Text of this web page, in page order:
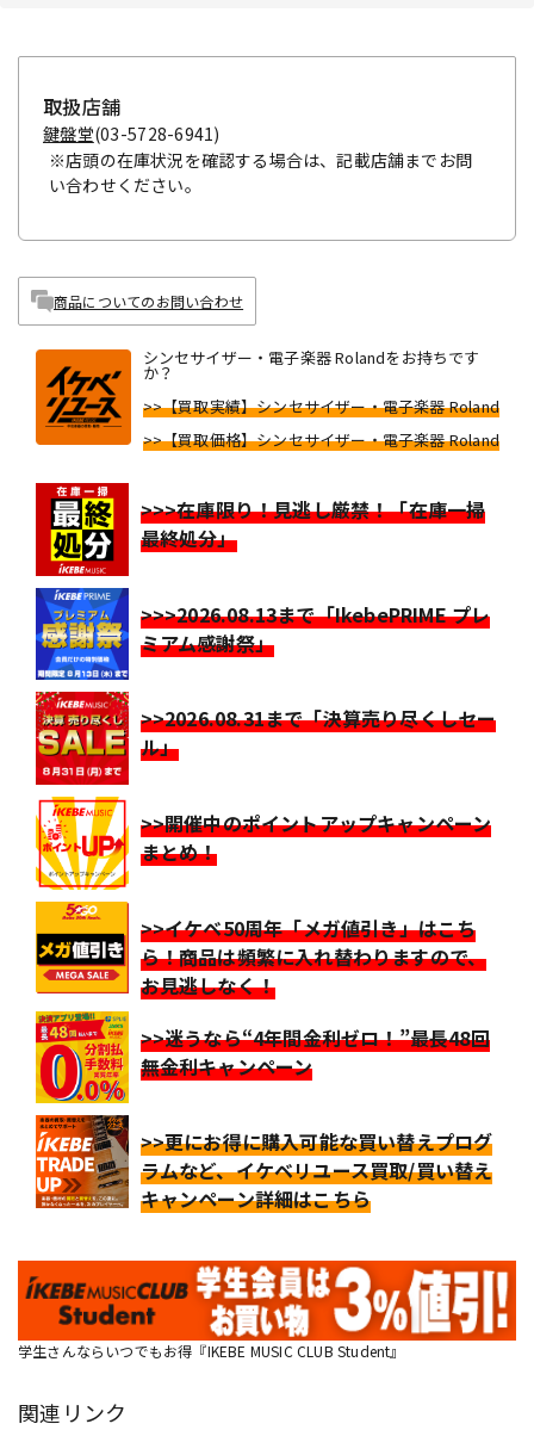
取扱店舗
鍵盤堂(03-5728-6941)
※店頭の在庫状況を確認する場合は、記載店舗までお問
い合わせください。
商品についてのお問い合わせ
シンセサイザー・電子楽器 Rolandをお持ちです
か？
>>【買取実績】シンセサイザー・電子楽器 Roland
>>【買取価格】シンセサイザー・電子楽器 Roland
>>>在庫限り！見逃し厳禁！「在庫一掃
最終処分」
>>>2026.08.13まで「IkebePRIME プレ
ミアム感謝祭」
>>2026.08.31まで「決算売り尽くしセー
ル」
>>開催中のポイントアップキャンペーン
まとめ！
>>イケベ50周年「メガ値引き」はこち
ら！商品は頻繁に入れ替わりますので、
お見逃しなく！
>>迷うなら“4年間金利ゼロ！”最長48回
無金利キャンペーン
>>更にお得に購入可能な買い替えプログ
ラムなど、イケベリユース買取/買い替え
キャンペーン詳細はこちら
学生さんならいつでもお得『IKEBE MUSIC CLUB Student』
関連リンク